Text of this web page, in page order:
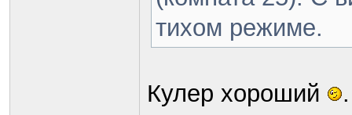
тихом режиме.
Кулер хороший .